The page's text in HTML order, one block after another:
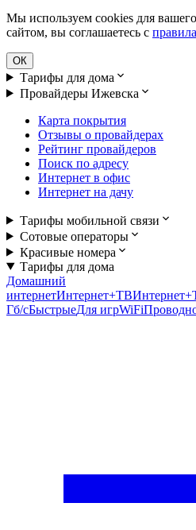
Мы используем cookies для
сайтом, вы соглашаетесь с
ОК
Тарифы для дома
Провайдеры Ижевска
Карта покрытия
Отзывы о провайдерах
Рейтинг провайдеров
Поиск по адресу
Интернет в офис
Интернет на дачу
Тарифы мобильной связи
Сотовые операторы
Красивые номера
Тарифы для дома
Домашний
интернетИнтернет+ТВ
Гб/cБыстрыеДля игрWiFi